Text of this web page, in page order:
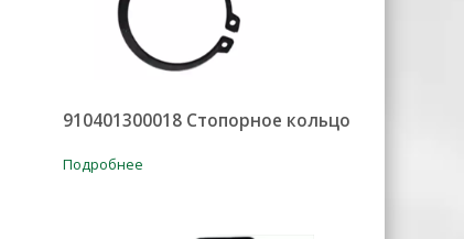
910401300018 Стопорное кольцо
Подробнее